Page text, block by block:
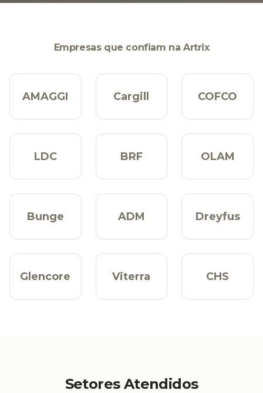
Empresas que confiam na Artrix
AMAGGI Cargill COFCO
LDC BRF OLAM
Bunge ADM Dreyfus
Glencore Viterra CHS
Setores Atendidos